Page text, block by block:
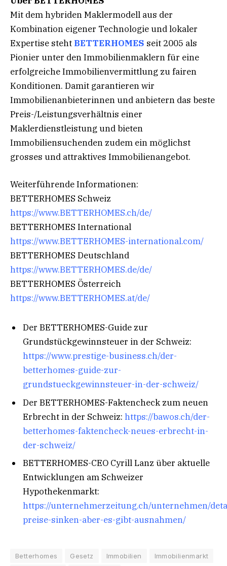
Mit dem hybriden Maklermodell aus der
Kombination eigener Technologie und lokaler
Expertise steht BETTERHOMES seit 2005 als
Pionier unter den Immobilienmaklern für eine
erfolgreiche Immobilienvermittlung zu fairen
Konditionen. Damit garantieren wir
Immobilienanbieterinnen und anbietern das beste
Preis-/Leistungsverhältnis einer
Maklerdienstleistung und bieten
Immobiliensuchenden zudem ein möglichst
grosses und attraktives Immobilienangebot.
Weiterführende Informationen:
BETTERHOMES Schweiz
https://www.BETTERHOMES.ch/de/
BETTERHOMES International
https://www.BETTERHOMES-international.com/
BETTERHOMES Deutschland
https://www.BETTERHOMES.de/de/
BETTERHOMES Österreich
https://www.BETTERHOMES.at/de/
Der BETTERHOMES-Guide zur
Grundstückgewinnsteuer in der Schweiz:
https://www.prestige-business.ch/der-
betterhomes-guide-zur-
grundstueckgewinnsteuer-in-der-schweiz/
Der BETTERHOMES-Faktencheck zum neuen
Erbrecht in der Schweiz: https://bawos.ch/der-
betterhomes-faktencheck-neues-erbrecht-in-
der-schweiz/
BETTERHOMES-CEO Cyrill Lanz über aktuelle
Entwicklungen am Schweizer
Hypothekenmarkt:
https://unternehmerzeitung.ch/unternehmen/
preise-sinken-aber-es-gibt-ausnahmen/
Betterhomes Gesetz Immobilien
Immobilienmarkt